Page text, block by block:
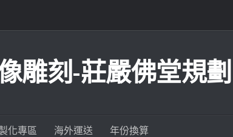
雕刻-莊嚴佛堂規劃
化專區 海外運送 年份換算